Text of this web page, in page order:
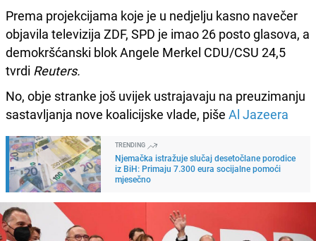
Prema projekcijama koje je u nedjelju kasno navečer
objavila televizija ZDF, SPD je imao 26 posto glasova, a
demokršćanski blok Angele Merkel CDU/CSU 24,5
tvrdi Reuters.
No, obje stranke još uvijek ustrajavaju na preuzimanju
sastavljanja nove koalicijske vlade, piše Al Jazeera
TRENDING
Njemačka istražuje slučaj desetočlane porodice
iz BiH: Primaju 7.300 eura socijalne pomoći
mjesečno